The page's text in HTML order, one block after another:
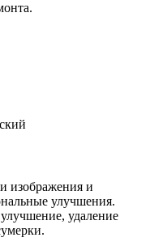
изображения и
улучшения.
удаление